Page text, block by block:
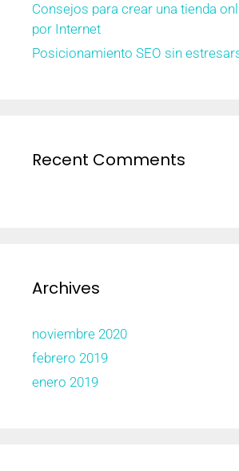
Consejos para crear una tienda
por Internet
Posicionamiento SEO sin
Recent Comments
Archives
noviembre 2020
febrero 2019
enero 2019